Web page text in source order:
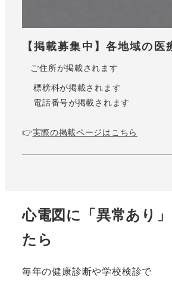
【掲載募集中】各地域の医
標榜科が掲載されます
電話番号が掲載されます
👉実際の掲載ページはこちら
ご住所が掲載されます
心電図に「異常あり
たら
毎年の健康診断や学校検診で